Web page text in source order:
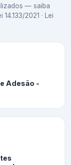
— saiba
2021 · Lei
Adesão -